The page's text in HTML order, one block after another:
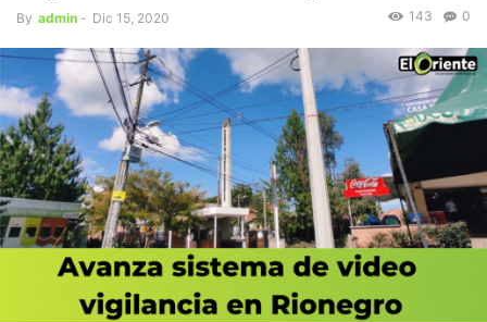
By admin - Dic 15, 2020 0
143